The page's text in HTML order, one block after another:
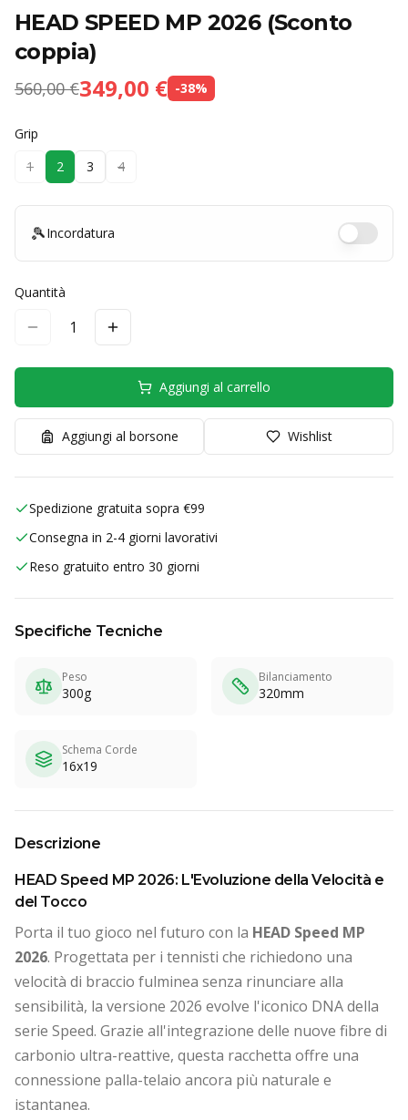
HEAD SPEED MP 2026 (Sconto
coppia)
560,00 €349,00 € -38%
Grip
1
2 3 4
🎾Incordatura
Quantità
1
Aggiungi al carrello
Aggiungi al borsone Wishlist
Spedizione gratuita sopra €99
Consegna in 2-4 giorni lavorativi
Reso gratuito entro 30 giorni
Specifiche Tecniche
Peso
300g
Bilanciamento
320mm
Schema Corde
16x19
Descrizione
HEAD Speed MP 2026: L'Evoluzione della Velocità e
del Tocco
Porta il tuo gioco nel futuro con la HEAD Speed MP
2026. Progettata per i tennisti che richiedono una
velocità di braccio fulminea senza rinunciare alla
sensibilità, la versione 2026 evolve l'iconico DNA della
serie Speed. Grazie all'integrazione delle nuove fibre di
carbonio ultra-reattive, questa racchetta offre una
connessione palla-telaio ancora più naturale e
istantanea.